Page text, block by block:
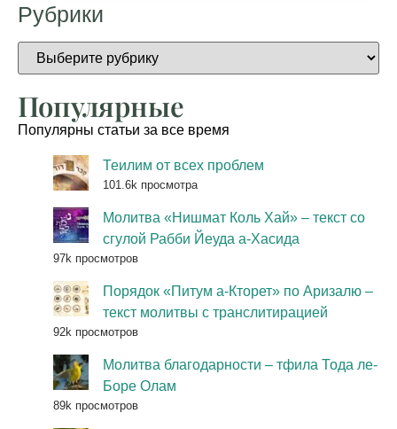
Рубрики
Популярные
Популярны статьи за все время
Теилим от всех проблем
101.6k просмотра
Молитва «Нишмат Коль Хай» – текст со
сгулой Рабби Йеуда а-Хасида
97k просмотров
Порядок «Питум а-Кторет» по Аризалю –
текст молитвы с транслитирацией
92k просмотров
Молитва благодарности – тфила Тода ле-
Боре Олам
89k просмотров